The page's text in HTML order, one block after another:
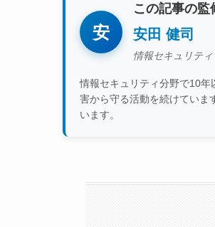
安
この記事の監
安田 健司
情報セキュリテ
情報セキュリティ分野で10
害から守る活動を続けていま
います。